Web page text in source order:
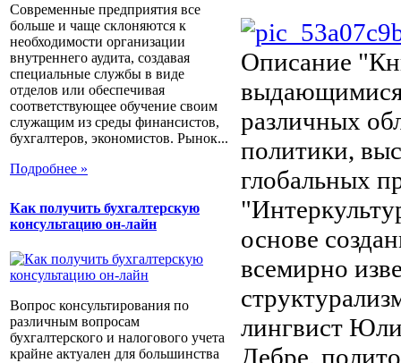
Современные предприятия все
больше и чаще склоняются к
необходимости организации
внутреннего аудита, создавая
специальные службы в виде
отделов или обеспечивая
соответствующее обучение своим
служащим из среды финансистов,
бухгалтеров, экономистов. Рынок...
Подробнее »
Как получить бухгалтерскую
консультацию он-лайн
Вопрос консультирования по
различным вопросам
бухгалтерского и налогового учета
крайне актуален для большинства
Описание
выдающимися
различных
политики,
глобальных
основе
всемирно
лингвист
Дебре,